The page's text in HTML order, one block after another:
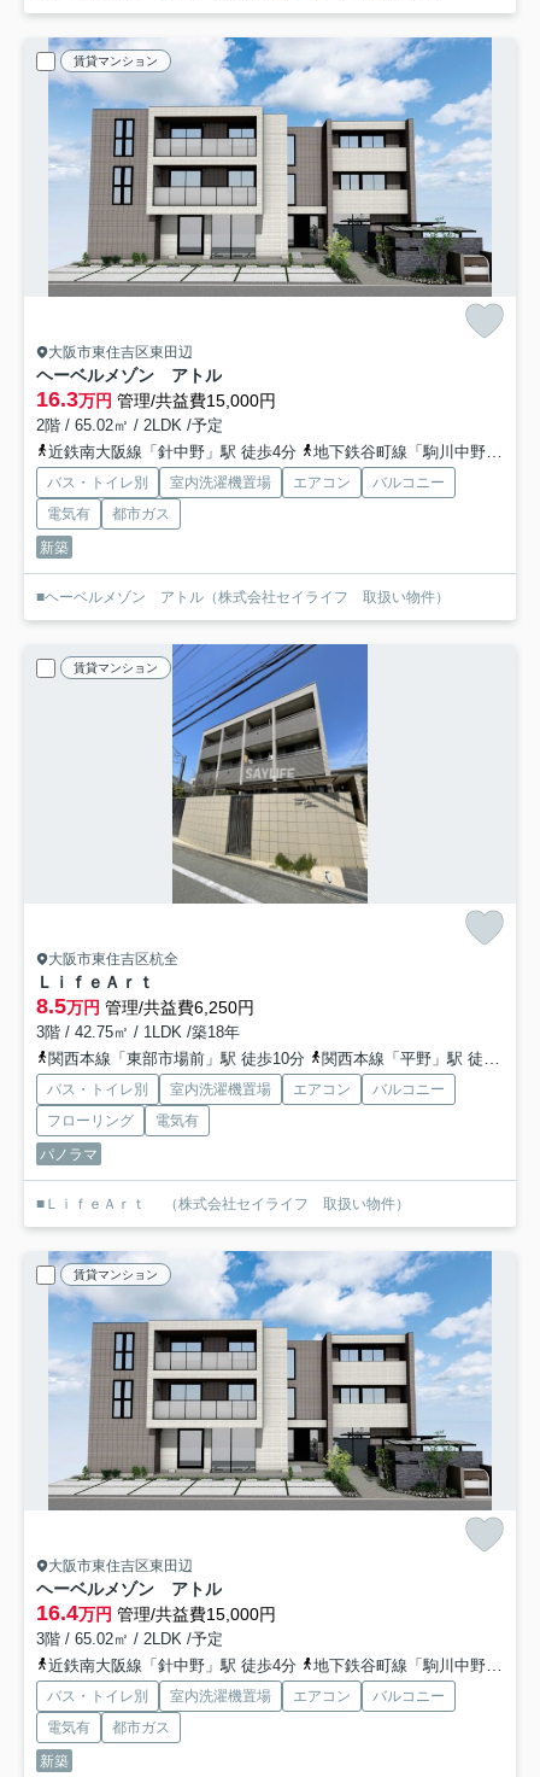
賃貸マンション
大阪市東住吉区東田辺
ヘーベルメゾン アトル
16.3万円 管理/共益費15,000円
2階 / 65.02㎡ / 2LDK /予定
近鉄南大阪線「針中野」駅 徒歩4分
地下鉄谷町線「駒川中野」駅 徒歩10分
バス・トイレ別 室内洗濯機置場 エアコン
バルコニー
電気有
都市ガス
新築
■ヘーベルメゾン アトル（株式会社セイライフ 取扱い物件）
賃貸マンション
大阪市東住吉区杭全
ＬｉｆｅＡｒｔ
8.5万円 管理/共益費6,250円
3階 / 42.75㎡ / 1LDK /築18年
関西本線「東部市場前」駅 徒歩10分
関西本線「平野」駅 徒歩14分
バス・トイレ別 室内洗濯機置場 エアコン
バルコニー
フローリング
電気有
パノラマ
■ＬｉｆｅＡｒｔ （株式会社セイライフ 取扱い物件）
賃貸マンション
大阪市東住吉区東田辺
ヘーベルメゾン アトル
16.4万円 管理/共益費15,000円
3階 / 65.02㎡ / 2LDK /予定
近鉄南大阪線「針中野」駅 徒歩4分
地下鉄谷町線「駒川中野」駅 徒歩10分
バス・トイレ別 室内洗濯機置場 エアコン
バルコニー
電気有
都市ガス
新築